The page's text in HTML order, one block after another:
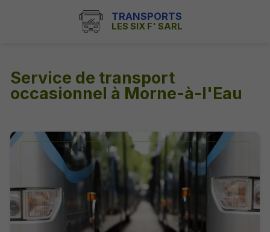
TRANSPORTS
LES SIX F' SARL
Service de transport
occasionnel à Morne-à-l'Eau